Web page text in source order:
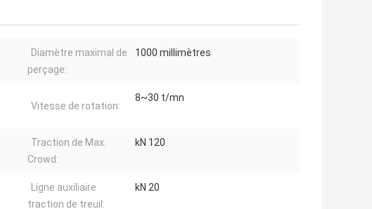
Diamètre maximal de
perçage:
1000 millimètres
Vitesse de rotation:
8~30 t/mn
Traction de Max.
Crowd:
kN 120
Ligne auxiliaire
traction de treuil:
kN 20